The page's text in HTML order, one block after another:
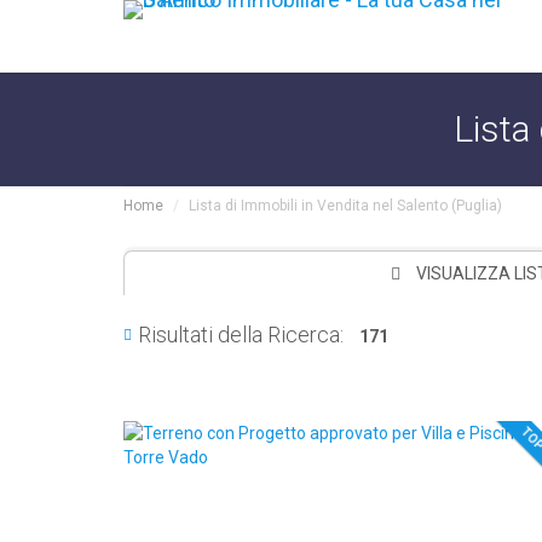
Lista
Home Lista di Immobili in Vendita nel Salento (Puglia)
VISUALIZZA
Risultati della Ricerca: 171